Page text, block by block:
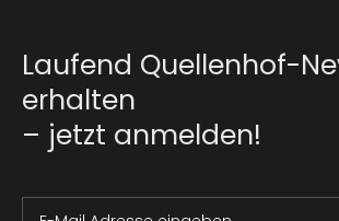
Laufend Quellenhof-
erhalten
– jetzt anmelden!